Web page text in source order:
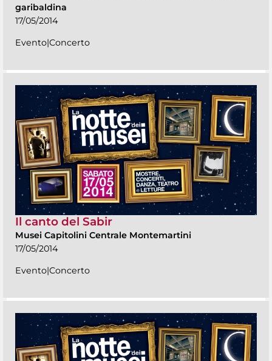
garibaldina
17/05/2014
Evento|Concerto
Il canto del Sabir
Musei Capitolini Centrale Montemartini
17/05/2014
Evento|Concerto